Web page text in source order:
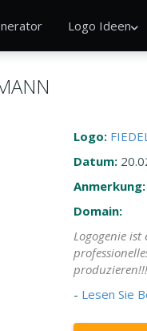
Logo Ideen
Logo:
Datum:
Anmerkung:
Domain:
Logogenie
produzieren!!!
- Lesen Sie